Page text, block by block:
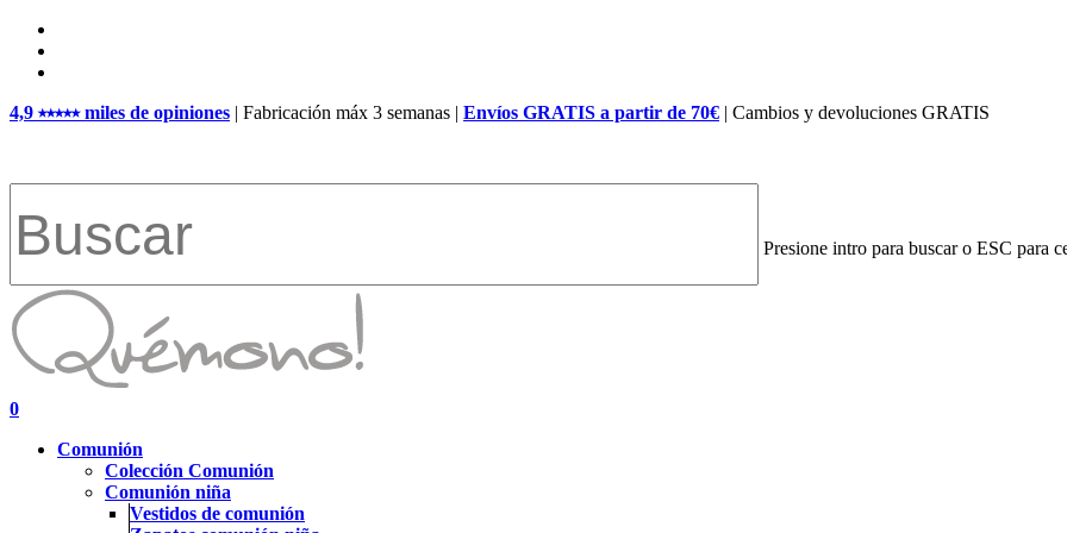
Skip
main
4,9 ⭑⭑⭑⭑⭑ miles de opiniones | Fabricación máx 3 semanas | Envíos GRATIS a partir de 70€ | Cambios y devoluciones GRATIS
Presione intro para buscar o ESC para
Close
Search
search
account
0
Comunión
Colección Comunión
Comunión niña
Vestidos de comunión